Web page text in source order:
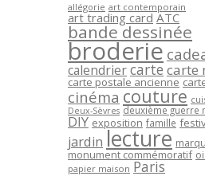
allégorie art contemporain
art trading card ATC
bande dessinée
broderie
calendriercartecarte
carte postale ancienne
cinéma couture
Deux-Sèvres deuxième guerre
DIY exposition famille
jardin lecture
monument commémoratif
papier maison Paris